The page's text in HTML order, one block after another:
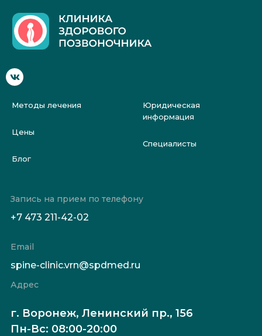
Методы лечения
Цены
Блог
Юридическая
информация
Специалисты
Запись на прием по телефону
+7 473 211-42-02
Email
spine-clinic.vrn@spdmed.ru
Адрес
г. Воронеж, Ленинский пр., 156
Пн-Вс: 08:00-20:00